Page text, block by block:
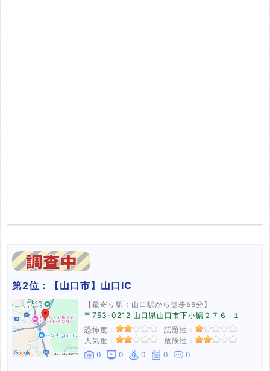
第2位： 【山口市】山口IC
【最寄り駅：山口駅から徒歩56分】
〒753-0212 山口県山口市下小鯖２７６−１
恐怖度：
話題性：
人気度：
危険性：
0
0 0 0 0